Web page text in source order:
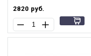
2820 руб.